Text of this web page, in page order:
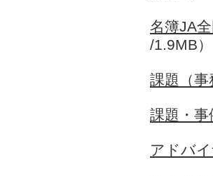
名簿JA
/1.9MB）
課題（事
課題・
アドバ